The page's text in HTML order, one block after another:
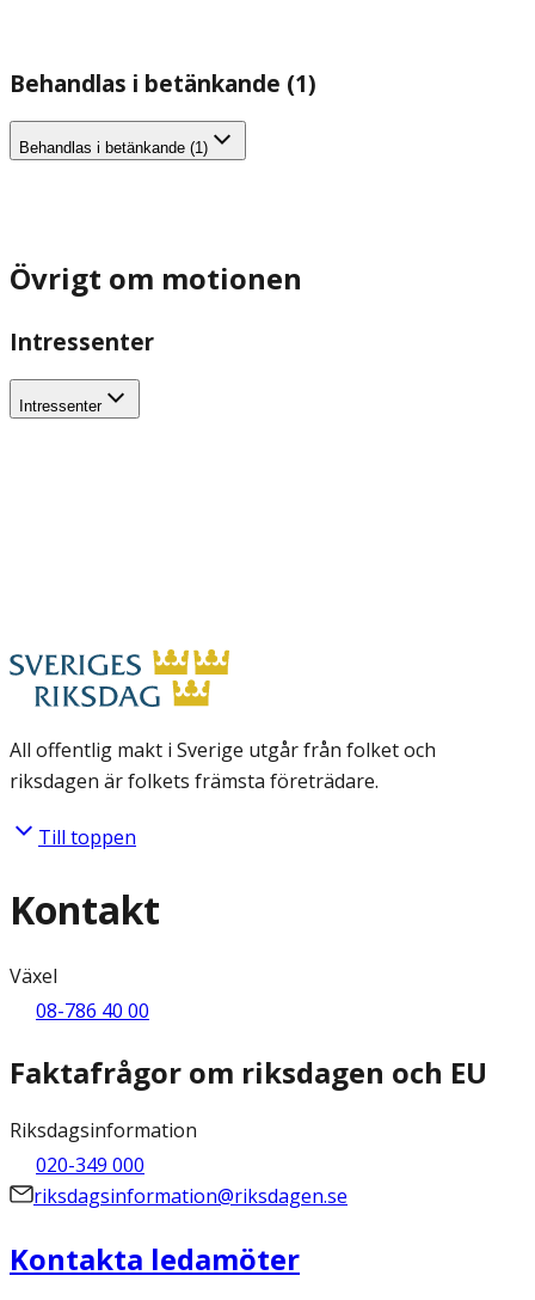
Behandlas i betänkande (1)
Behandlas i betänkande (1)
Övrigt om motionen
Intressenter
Intressenter
All offentlig makt i Sverige utgår från folket och
riksdagen är folkets främsta företrädare.
Till toppen
Kontakt
Växel
08-786 40 00
Faktafrågor om riksdagen och EU
Riksdagsinformation
020-349 000
riksdagsinformation@riksdagen.se
Kontakta ledamöter